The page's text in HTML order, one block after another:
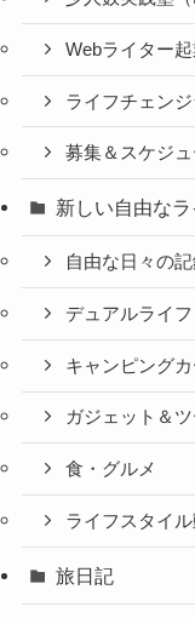
Webライター
ライフチェンジ
募集＆スケジ
新しい自由な
自由な日々の
デュアルライ
キャンピング
ガジェット＆
食・グルメ
ライフスタイ
旅日記